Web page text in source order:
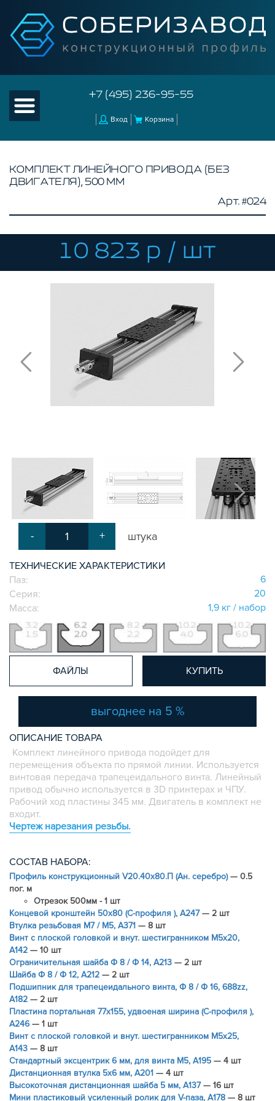
+7 (495) 236-95-55
Вход Корзина
КАТАЛОГ ТОВАРОВ
КОНСТРУКЦИОННЫЙ ПРОФИЛЬ
КОМПЛЕКТУЮЩИЕ К ЧПУ
АКСЕССУАРЫ ДЛЯ V-ПАЗА
КРОНШТЕЙНЫ ДЛЯ РЕМЕННОЙ
КРОНШТЕЙНЫ ДЛЯ ВИНТОВОЙ
КРОНШТЕЙНЫ ДЛЯ ДВИГАТЕЛЕЙ
КРОНШТЕЙНЫ ДЛЯ ШПИНДЕЛЕЙ
ПРИЖИМЫ
СОЕДИНИТЕЛЬНЫЕ ПЛАСТИНЫ
Т-БОЛТЫ И Т-ГАЙКИ
СУХАРИ ПАЗОВЫЕ
УГЛОВЫЕ СОЕДИНИТЕЛИ
СИСТЕМА ТРУБНАЯ МОДУЛЬНАЯ
СИСТЕМА ТРУБНАЯ КОНСТРУКЦИОННАЯ
ВНУТРЕННИЕ УГЛОВЫЕ СОЕДИНИТЕЛИ
2-Х И 3-Х СТОРОННИЕ СОЕДИНИТЕЛИ
АДДИТИВНЫЕ ТОВАРЫ
АЛЮМИНИЕВЫЕ СИСТЕМЫ ОГРАЖДЕНИЙ
ГОТОВЫЕ РЕШЕНИЯ
ОБЩЕСТРОИТЕЛЬНЫЙ ПРОФИЛЬ
ЛИНЕЙНЫЕ СОЕДИНИТЕЛИ
ДОПОЛНИТЕЛЬНАЯ ОБРАБОТКА
ПАРАЛЛЕЛЬНЫЕ СОЕДИНИТЕЛИ
ПРОМЫШЛЕННАЯ МЕБЕЛЬ
СИСТЕМА ЛЕСТНИЦ И ПЛАТФОРМ
БЫСТРЫЕ СОЕДИНИТЕЛИ
ВИНТОВЫЕ СОЕДИНИТЕЛИ И ВТУЛКИ
ШАРНИРНЫЕ И ПОДВИЖНЫЕ СОЕДИНИТЕЛИ
ЗАГЛУШКИ
ПЕТЛИ, РУЧКИ, ЗАМКИ, ЗАЩЕЛКИ
ЭЛЕМЕНТЫ ДЛЯ КРЕПЛЕНИЯ КАБЕЛЕЙ,
ПАНЕЛЕЙ, ЛИСТА, СЕТКИ
ОПОРЫ, ПОДВЕСЫ
КОМПОНЕНТЫ ДЛЯ КОНВЕЙЕРОВ
КОЛЁСА
ОСНАСТКА
МЕТРИЧЕСКИЙ КРЕПЕЖ
ПЛАСТИКОВЫЕ КОРОБКИ
КОМПЛЕКТ ЛИНЕЙНОГО ПРИВОДА (БЕЗ
ДВИГАТЕЛЯ), 500 ММ
Арт. #024
10 823 р / шт
- + штука
ТЕХНИЧЕСКИЕ ХАРАКТЕРИСТИКИ
Паз:
6
Серия:
20
Масса:
1,9 кг / набор
ФАЙЛЫ КУПИТЬ
выгоднее на 5 %
ОПИСАНИЕ ТОВАРА
Комплект линейного привода подойдет для
перемещения объекта по прямой линии. Используется
винтовая передача трапецеидального винта. Линейный
привод обычно используется в 3D принтерах и ЧПУ.
Рабочий ход пластины 345 мм. Двигатель в комплект не
входит.
Чертеж нарезания резьбы.
СОСТАВ НАБОРА:
Профиль конструкционный V20.40х80.П (Ан. серебро)— 0.5
пог. м
Отрезок 500мм - 1 шт
Концевой кронштейн 50х80 (С-профиля ), A247— 2 шт
Втулка резьбовая М7 / М5, A371 — 8 шт
Винт с плоской головкой и внут. шестигранником M5х20,
A142 — 10 шт
Ограничительная шайба Ф 8 / Ф 14, A213 — 2 шт
Шайба Ф 8 / Ф 12, A212 — 2 шт
Подшипник для трапецеидального винта, Ф 8 / Ф 16, 688zz,
A182 — 2 шт
Пластина портальная 77х155, удвоеная ширина (С-профиля ),
A246 — 1 шт
Винт с плоской головкой и внут. шестигранником M5х25,
A143 — 8 шт
Стандартный эксцентрик 6 мм, для винта М5, A195 — 4 шт
Дистанционная втулка 5х6 мм, A201 — 4 шт
Высокоточная дистанционная шайба 5 мм, A137— 16 шт
Мини пластиковый усиленный ролик для V-паза, A178 — 8 шт